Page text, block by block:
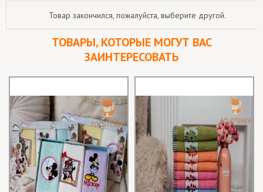
Товар закончился, пожалуйста, выберите другой.
ТОВАРЫ, КОТОРЫЕ МОГУТ ВАС
ЗАИНТЕРЕСОВАТЬ